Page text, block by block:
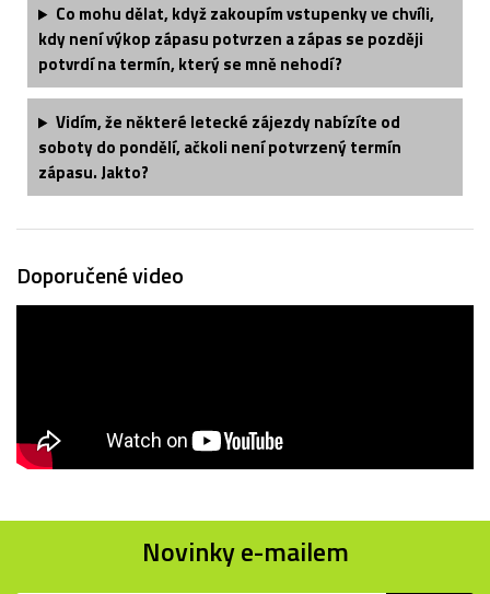
Co mohu dělat, když zakoupím vstupenky ve chvíli,
kdy není výkop zápasu potvrzen a zápas se později
potvrdí na termín, který se mně nehodí?
Vidím, že některé letecké zájezdy nabízíte od
soboty do pondělí, ačkoli není potvrzený termín
zápasu. Jakto?
Doporučené video
Novinky e-mailem